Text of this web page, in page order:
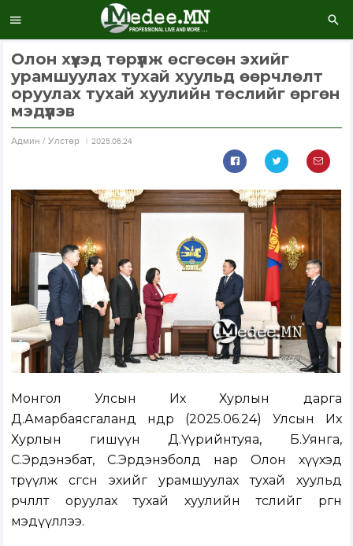
Олон хүүхэд төрүүлж өсгөсөн эхийг
урамшуулах тухай хуульд өөрчлөлт
оруулах тухай хуулийн төслийг өргөн
мэдүүлэв
Aдмин / Улстөр 2025.06.24
Монгол Улсын Их Хурлын дарга
Д.Амарбаясгаланд өнөөдөр (2025.06.24) Улсын Их
Хурлын гишүүн Д.Үүрийнтуяа, Б.Уянга,
С.Эрдэнэбат, С.Эрдэнэболд нар Олон хүүхэд
төрүүлж өсгөсөн эхийг урамшуулах тухай хуульд
өөрчлөлт оруулах тухай хуулийн төслийг өргөн
мэдүүллээ.